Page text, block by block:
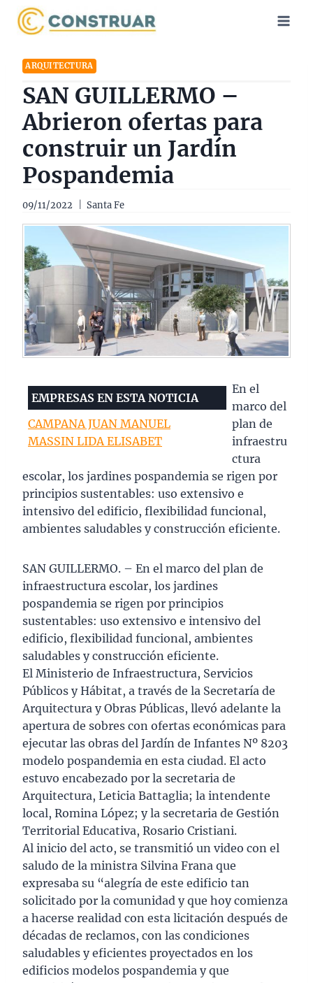
Saltar
ARQUITECTURA
SAN GUILLERMO –
Abrieron ofertas para
construir un Jardín
Pospandemia
09/11/2022 Santa Fe
EMPRESAS EN ESTA NOTICIA
CAMPANA JUAN MANUEL
MASSIN LIDA ELISABET
En el
marco del
plan de
infraestru
ctura
escolar, los jardines pospandemia se rigen por
principios sustentables: uso extensivo e
intensivo del edificio, flexibilidad funcional,
ambientes saludables y construcción eficiente.
SAN GUILLERMO. – En el marco del plan de
infraestructura escolar, los jardines
pospandemia se rigen por principios
sustentables: uso extensivo e intensivo del
edificio, flexibilidad funcional, ambientes
saludables y construcción eficiente.
El Ministerio de Infraestructura, Servicios
Públicos y Hábitat, a través de la Secretaría de
Arquitectura y Obras Públicas, llevó adelante la
apertura de sobres con ofertas económicas para
ejecutar las obras del Jardín de Infantes Nº 8203
modelo pospandemia en esta ciudad. El acto
estuvo encabezado por la secretaria de
Arquitectura, Leticia Battaglia; la intendente
local, Romina López; y la secretaria de Gestión
Territorial Educativa, Rosario Cristiani.
Al inicio del acto, se transmitió un video con el
saludo de la ministra Silvina Frana que
expresaba su “alegría de este edificio tan
solicitado por la comunidad y que hoy comienza
a hacerse realidad con esta licitación después de
décadas de reclamos, con las condiciones
saludables y eficientes proyectados en los
edificios modelos pospandemia y que